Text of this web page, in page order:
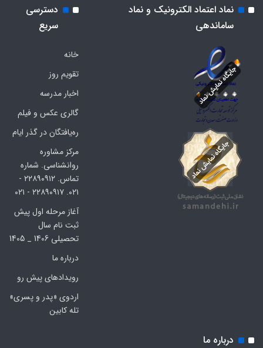
نماد اعتماد الکترونیک و نماد
ساماندهی
دسترسی
سریع
خانه
تقویم روز
اخبار مدرسه
گالری عکس و فیلم
ره‌یافتگان در گذر ایام
مرکز مشاوره
روانشناسی. شماره
تماس. ۲۲۸۹۰۹۱۲ -
۰۲۱. ۲۲۸۹۰۹۱۷ - ۰۲۱
آغاز مرحله اول پیش
ثبت نام سال
تحصیلی 1406 _ 1405
درباره ما
رویدادهای پیش رو
اردوی «پدر و پسری»
تله کابین
درباره ما